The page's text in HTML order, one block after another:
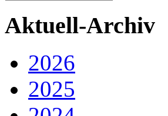
Aktuell-Archiv
2026
2025